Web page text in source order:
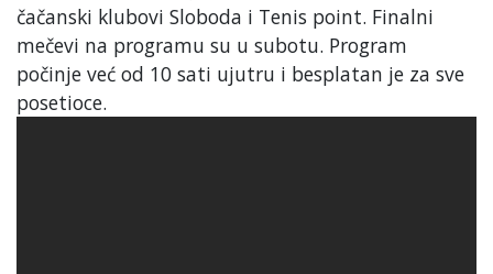
čačanski klubovi Sloboda i Tenis point. Finalni
mečevi na programu su u subotu. Program
počinje već od 10 sati ujutru i besplatan je za sve
posetioce.